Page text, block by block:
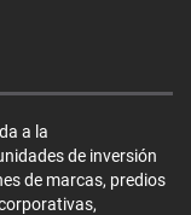
a la
de inversión
de marcas, predios